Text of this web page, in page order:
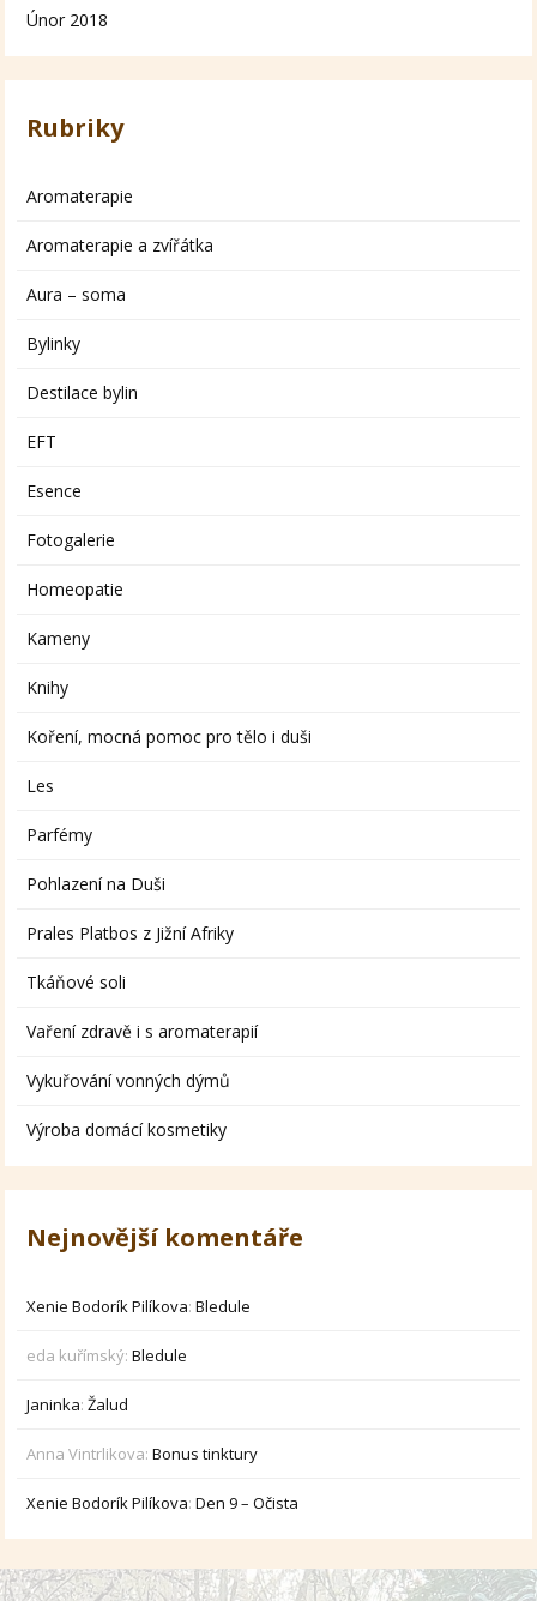
Únor 2018
Rubriky
Aromaterapie
Aromaterapie a zvířátka
Aura – soma
Bylinky
Destilace bylin
EFT
Esence
Fotogalerie
Homeopatie
Kameny
Knihy
Koření, mocná pomoc pro tělo i duši
Les
Parfémy
Pohlazení na Duši
Prales Platbos z Jižní Afriky
Tkáňové soli
Vaření zdravě i s aromaterapií
Vykuřování vonných dýmů
Výroba domácí kosmetiky
Nejnovější komentáře
Xenie Bodorík Pilíkova:Bledule
eda kuřímský:Bledule
Janinka:Žalud
Anna Vintrlikova:Bonus tinktury
Xenie Bodorík Pilíkova:Den 9 – Očista